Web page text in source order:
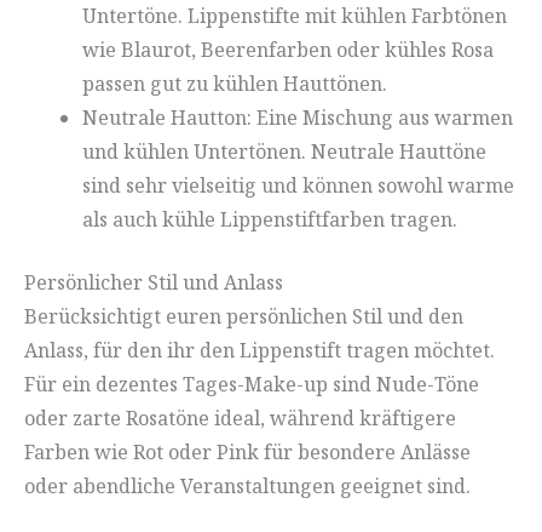
Untertöne. Lippenstifte mit kühlen Farbtönen
wie Blaurot, Beerenfarben oder kühles Rosa
passen gut zu kühlen Hauttönen.
Neutrale Hautton: Eine Mischung aus warmen
und kühlen Untertönen. Neutrale Hauttöne
sind sehr vielseitig und können sowohl warme
als auch kühle Lippenstiftfarben tragen.
Persönlicher Stil und Anlass
Berücksichtigt euren persönlichen Stil und den
Anlass, für den ihr den Lippenstift tragen möchtet.
Für ein dezentes Tages-Make-up sind Nude-Töne
oder zarte Rosatöne ideal, während kräftigere
Farben wie Rot oder Pink für besondere Anlässe
oder abendliche Veranstaltungen geeignet sind.